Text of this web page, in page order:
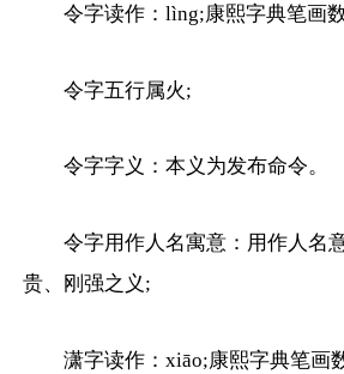
令字读作：lìng;康熙字典笔画
令字五行属火;
令字字义：本义为发布命令。
令字用作人名寓意：用作人名
贵、刚强之义;
潇字读作：xiāo;康熙字典笔画